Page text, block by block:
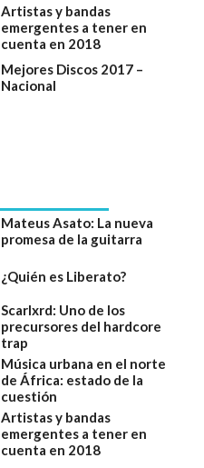
Artistas y bandas
emergentes a tener en
cuenta en 2018
Mejores Discos 2017 –
Nacional
Mateus Asato: La nueva
promesa de la guitarra
¿Quién es Liberato?
Scarlxrd: Uno de los
precursores del hardcore
trap
Música urbana en el norte
de África: estado de la
cuestión
Artistas y bandas
emergentes a tener en
cuenta en 2018